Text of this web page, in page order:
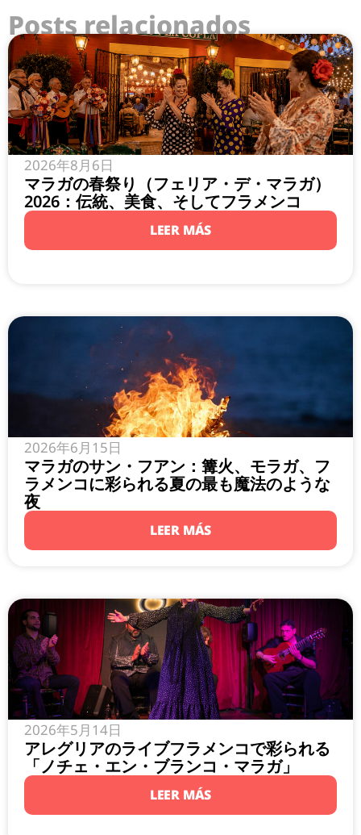
Posts relacionados
2026年8月6日
マラガの春祭り（フェリア・デ・マラガ）
2026：伝統、美食、そしてフラメンコ
LEER MÁS
2026年6月15日
マラガのサン・フアン：篝火、モラガ、フ
ラメンコに彩られる夏の最も魔法のような
夜
LEER MÁS
2026年5月14日
アレグリアのライブフラメンコで彩られる
「ノチェ・エン・ブランコ・マラガ」
LEER MÁS